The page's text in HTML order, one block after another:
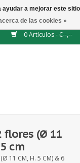
0 Artículos - €--,--
flores (Ø 11
cm
(Ø 11 CM, H. 5 CM) & 6
ayudar a mejorar este sitio
de las cookies »